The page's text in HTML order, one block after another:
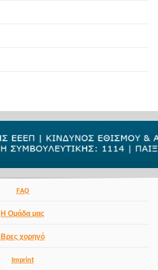
FAQ
Η Ομάδα μας
Βρες χορηγό
Imprint